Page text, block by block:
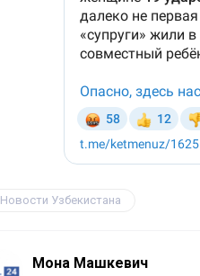
Новости Узбекистана
Мона Машкевич